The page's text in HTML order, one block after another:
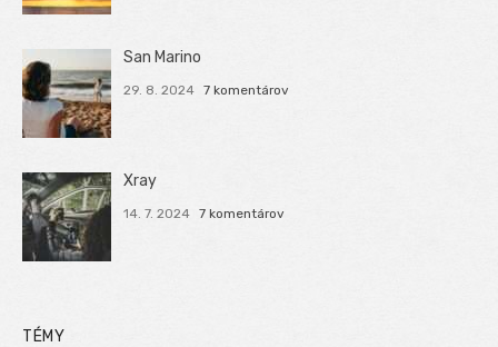
San Marino
29. 8. 2024 7 komentárov
Xray
14. 7. 2024 7 komentárov
TÉMY